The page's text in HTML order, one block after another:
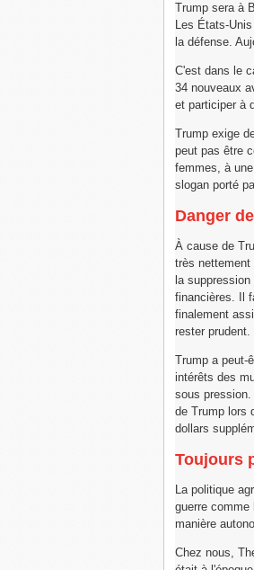
Trump sera à
Les États-
la défense.
C'est dans le
34 nouveaux
et participer à
Trump exige
peut pas être
femmes, à
slogan porté
Danger
À cause de
très nettement
la
financières. Il
finalement
rester prudent.
Trump a peut-
intérêts des
sous
de Trump lors
dollars
Toujours
La politique
guerre
manière
Chez nous,